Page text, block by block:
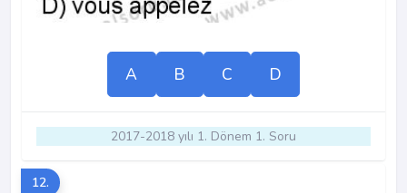
A B C D
2017-2018 yılı 1. Dönem 1. Soru
12.